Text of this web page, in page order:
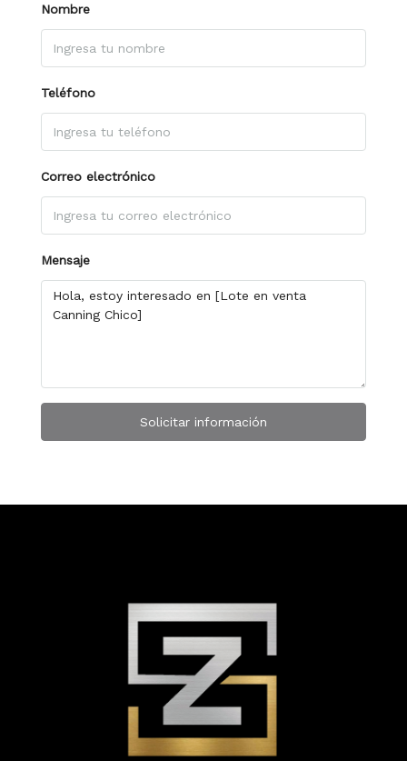
Nombre
Teléfono
Correo electrónico
Mensaje
Solicitar información